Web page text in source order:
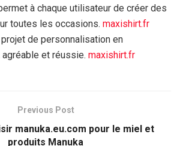
à chaque utilisateur de créer des
toutes les occasions. maxishirt.fr
de personnalisation en
et réussie. maxishirt.fr
Previous Post
manuka.eu.com pour le miel et
produits Manuka